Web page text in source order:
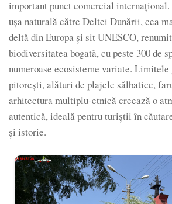
important punct comercial
ușa naturală către Deltei Dunării, cea
deltă din Europa și sit UNESCO,
biodiversitatea bogată, cu peste 300 de
numeroase ecosisteme variate.
pitorești, alături de plajele sălbatice,
arhitectura multiplu-etnică creează o
autentică, ideală pentru turiștii în
și istorie.